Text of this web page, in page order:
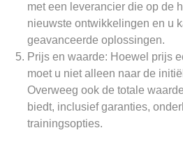
met een leverancier die op de
nieuwste ontwikkelingen en u
geavanceerde oplossingen.
Prijs en waarde: Hoewel prijs
moet u niet alleen naar de
Overweeg ook de totale
biedt, inclusief garanties,
trainingsopties.